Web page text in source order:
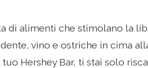
di alimenti che stimolano la
vino e ostriche in cima
Hershey Bar, ti stai solo